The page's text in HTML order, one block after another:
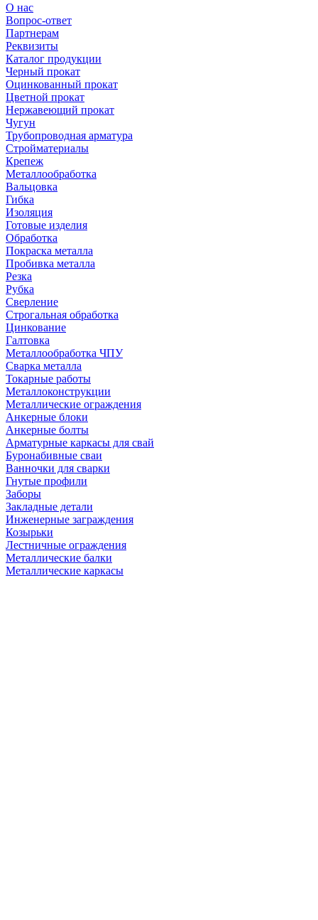
О нас
Вопрос-ответ
Партнерам
Реквизиты
Каталог продукции
Черный прокат
Оцинкованный прокат
Цветной прокат
Нержавеющий прокат
Чугун
Трубопроводная арматура
Стройматериалы
Крепеж
Металлообработка
Вальцовка
Гибка
Изоляция
Готовые изделия
Обработка
Покраска металла
Пробивка металла
Резка
Рубка
Сверление
Строгальная обработка
Цинкование
Галтовка
Металлообработка ЧПУ
Сварка металла
Токарные работы
Металлоконструкции
Металлические ограждения
Анкерные блоки
Анкерные болты
Арматурные каркасы для свай
Буронабивные сваи
Ванночки для сварки
Гнутые профили
Заборы
Закладные детали
Инженерные заграждения
Козырьки
Лестничные ограждения
Металлические балки
Металлические каркасы